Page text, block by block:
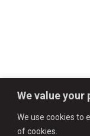
We value your
We use cookies to
of cookies.